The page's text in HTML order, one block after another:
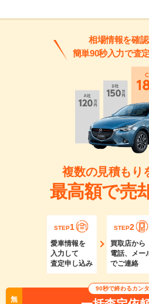
相場情報を確
簡単90秒入力で査
複数の見積もり
最高額で売
STEP1
愛車情報を
入力して
査定申し込み
STEP2
買取店から
電話、メー
でご連絡
無
90秒で終わるカン